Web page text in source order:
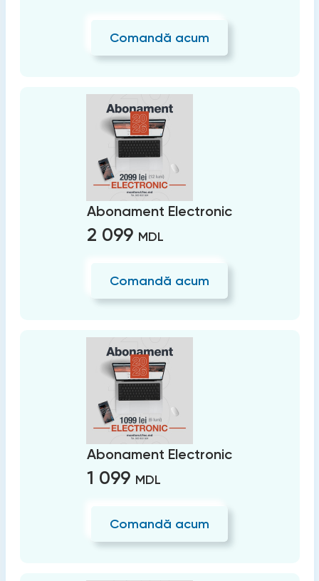
Comandă acum
Abonament Electronic
2 099 MDL
Comandă acum
Abonament Electronic
1 099 MDL
Comandă acum